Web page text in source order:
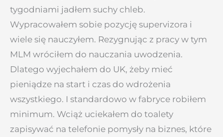
tygodniami jadłem suchy chleb.
Wypracowałem sobie pozycję supervizora i
wiele się nauczyłem. Rezygnując z pracy w tym
MLM wróciłem do nauczania uwodzenia.
Dlatego wyjechałem do UK, żeby mieć
pieniądze na start i czas do wdrożenia
wszystkiego. I standardowo w fabryce robiłem
minimum. Wciąż uciekałem do toalety
zapisywać na telefonie pomysły na biznes, które